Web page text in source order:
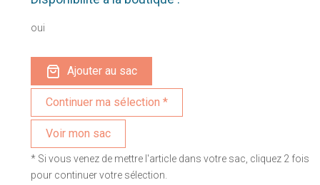
oui
Ajouter au sac
Voir mon sac
* Si vous venez de mettre l'article dans votre sac, cliquez 2 fois
pour continuer votre sélection.